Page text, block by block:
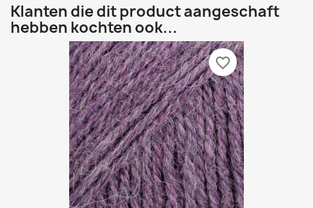
Klanten die dit product aangeschaft
hebben kochten ook...
favorite_border